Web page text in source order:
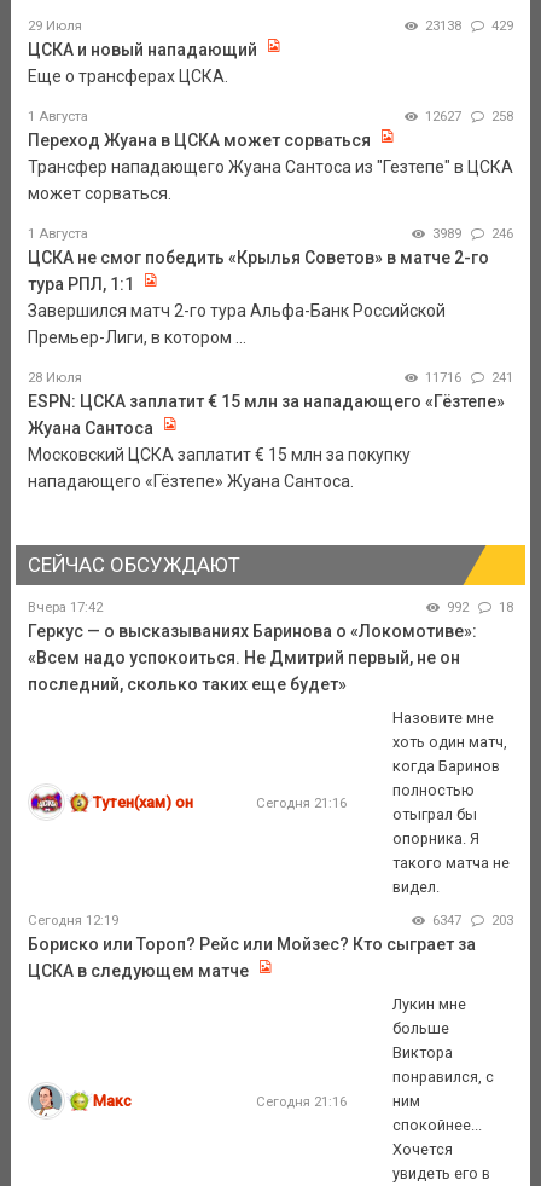
29 Июля 23138 429
ЦСКА и новый нападающий
Еще о трансферах ЦСКА.
1 Августа 12627 258
Переход Жуана в ЦСКА может сорваться
Трансфер нападающего Жуана Сантоса из "Гезтепе" в ЦСКА
может сорваться.
1 Августа 3989 246
ЦСКА не смог победить «Крылья Советов» в матче 2-го
тура РПЛ, 1:1
Завершился матч 2-го тура Альфа-Банк Российской
Премьер-Лиги, в котором ...
28 Июля 11716 241
ESPN: ЦСКА заплатит € 15 млн за нападающего «Гёзтепе»
Жуана Сантоса
Московский ЦСКА заплатит € 15 млн за покупку
нападающего «Гёзтепе» Жуана Сантоса.
СЕЙЧАС ОБСУЖДАЮТ
Вчера 17:42 992 18
Геркус — о высказываниях Баринова о «Локомотиве»:
«Всем надо успокоиться. Не Дмитрий первый, не он
последний, сколько таких еще будет»
Тутен(хам) он Сегодня 21:16
Назовите мне
хоть один матч,
когда Баринов
полностью
отыграл бы
опорника. Я
такого матча не
видел.
Сегодня 12:19 6347 203
Бориско или Тороп? Рейс или Мойзес? Кто сыграет за
ЦСКА в следующем матче
Макс Сегодня 21:16
Лукин мне
больше
Виктора
понравился, с
ним
спокойнее...
Хочется
увидеть его в